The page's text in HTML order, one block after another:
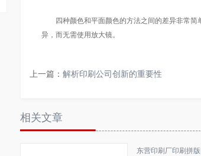
四种颜色和平面颜色的方法之间的差异非常简
异，而无需使用放大镜。
上一篇： 解析印刷公司创新的重要性
相关文章
东营印刷厂印刷拼